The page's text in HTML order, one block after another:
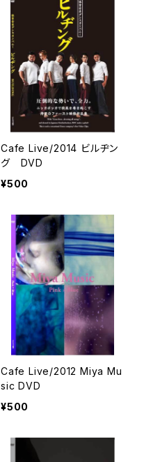
Cafe Live/2014 ビルヂン
グ DVD
¥500
Cafe Live/2012 Miya Mu
sic DVD
¥500